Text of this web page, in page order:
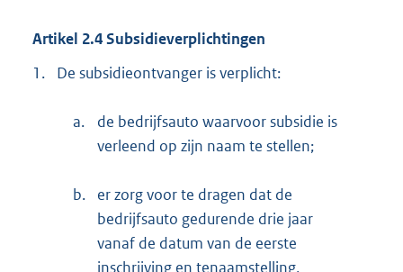
Artikel 2.4 Subsidieverplichtingen
1.
De subsidieontvanger is verplicht:
a.
de bedrijfsauto waarvoor subsidie is
verleend op zijn naam te stellen;
b.
er zorg voor te dragen dat de
bedrijfsauto gedurende drie jaar
vanaf de datum van de eerste
inschrijving en tenaamstelling,